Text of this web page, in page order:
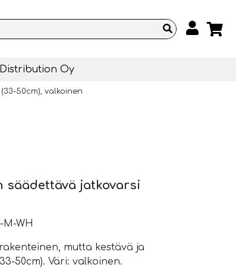
Distribution Oy
50cm), valkoinen
jatkovarsi
WH
mutta kestävä ja
50cm). Väri: valkoinen.